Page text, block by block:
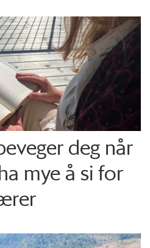
deg når
mye å si for